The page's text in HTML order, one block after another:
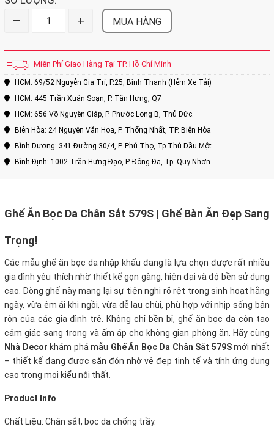
– + MUA HÀNG
Miễn Phí Giao Hàng Tại TP. Hồ Chí Minh
HCM: 69/52 Nguyễn Gia Trí, P.25, Bình Thạnh (Hẻm Xe Tải)
HCM: 445 Trần Xuân Soạn, P. Tân Hưng, Q7
HCM: 656 Võ Nguyên Giáp, P. Phước Long B, Thủ Đức.
Biên Hòa: 24 Nguyễn Văn Hoa, P. Thống Nhất, TP. Biên Hòa
Bình Dương: 341 Đường 30/4, P. Phú Thọ, Tp Thủ Dầu Một
Bình Định: 1002 Trần Hưng Đạo, P. Đống Đa, Tp. Quy Nhơn
Ghế Ăn Bọc Da Chân Sắt 579S | Ghế Bàn Ăn Đẹp Sang
Trọng!
Các mẫu ghế ăn bọc da nhập khẩu đang là lựa chọn được rất nhiều
gia đình yêu thích nhờ thiết kế gọn gàng, hiện đại và độ bền sử dụng
cao. Dòng ghế này mang lại sự tiện nghi rõ rệt trong sinh hoạt hằng
ngày, vừa êm ái khi ngồi, vừa dễ lau chùi, phù hợp với nhịp sống bận
rộn của các gia đình trẻ. Không chỉ bền bỉ, ghế ăn bọc da còn tạo
cảm giác sang trọng và ấm áp cho không gian phòng ăn. Hãy cùng
Nhà Decor khám phá mẫu Ghế Ăn Bọc Da Chân Sắt 579Smới nhất
– thiết kế đang được săn đón nhờ vẻ đẹp tinh tế và tính ứng dụng
cao trong mọi kiểu nội thất.
Product Info
Chất Liệu: Chân sắt, bọc da chống trầy.